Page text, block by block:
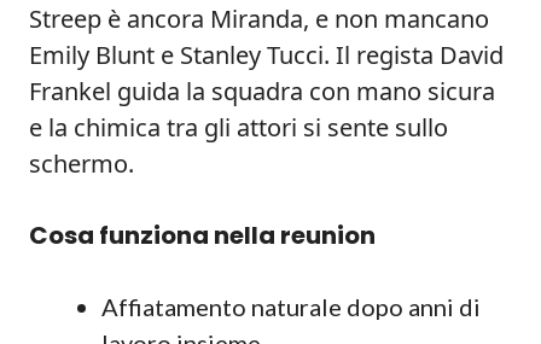
Streep è ancora Miranda, e non mancano
Emily Blunt e Stanley Tucci. Il regista David
Frankel guida la squadra con mano sicura
e la chimica tra gli attori si sente sullo
schermo.
Cosa funziona nella reunion
Affiatamento naturale dopo anni di